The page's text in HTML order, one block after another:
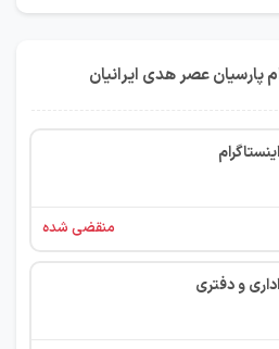
عصر هدی ایرانیان
منقضی شده
و دفتری